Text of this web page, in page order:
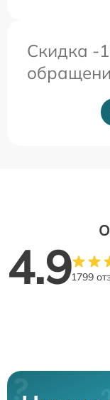
Скидка -
4.91799